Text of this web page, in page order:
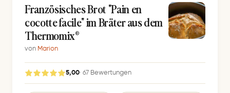
Französisches Brot "Pain en
cocotte facile" im Bräter aus dem
Thermomix®
von Marion
5,00· 67 Bewertungen